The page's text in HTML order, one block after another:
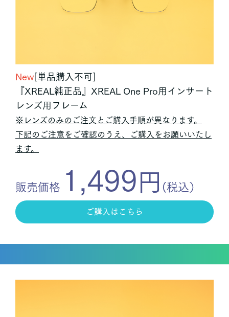
New [単品購入不可]
『XREAL純正品』XREAL One Pro用インサート
レンズ用フレーム
※レンズのみのご注文とご購入手順が異なります。
下記のご注意をご確認のうえ、ご購入をお願いいたし
ます。
販売価格 1,499 円 (税込）
ご購入はこちら